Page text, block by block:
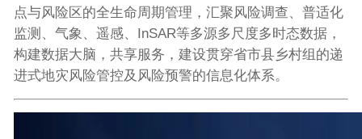
点与风险区的全生命周期管理，汇聚风险调查、普适化
监测、气象、遥感、InSAR等多源多尺度多时态数据，
构建数据大脑，共享服务，建设贯穿省市县乡村组的递
进式地灾风险管控及风险预警的信息化体系。